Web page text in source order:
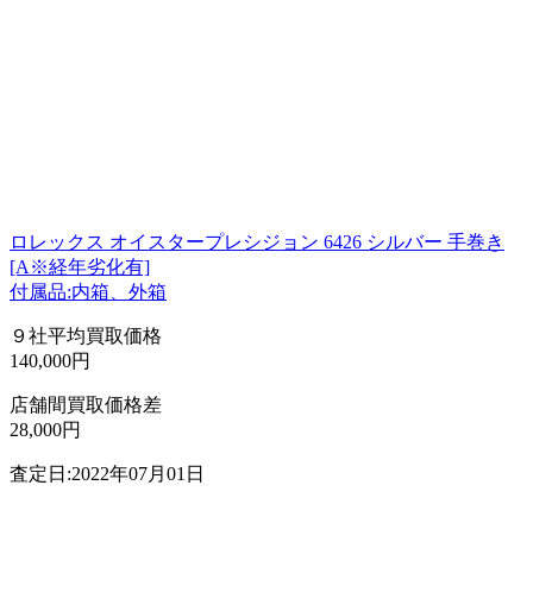
ロレックス オイスタープレシジョン 6426 シルバー 手巻き
[A※経年劣化有]
付属品:内箱、外箱
９社平均買取価格
140,000円
店舗間買取価格差
28,000円
査定日:2022年07月01日